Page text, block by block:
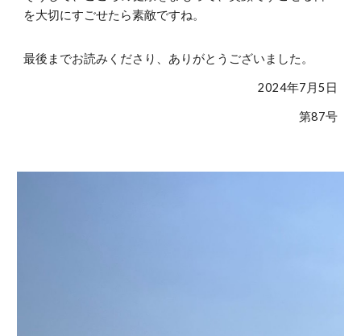
を大切にすごせたら素敵ですね。
最後までお読みくださり、ありがとうございました。
2024年7月5日
第87号